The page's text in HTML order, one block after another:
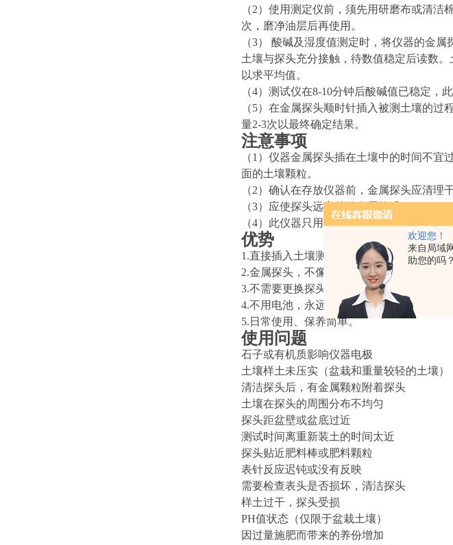
欢迎您！
来自局域
助您的吗？
（2）使用测定仪前，须先用研磨布或清洁
次，磨净油层后再使用。
（3） 酸碱及湿度值测定时，将仪器的金
土壤与探头充分接触，待数值稳定后读数
以求平均值。
（4）测试仪在8-10分钟后酸碱值已稳定，
（5）在金属探头顺时针插入被测土壤的过
量2-3次以最终确定结果。
注意事项
（1）仪器金属探头插在土壤中的时间不宜
面的土壤颗粒。
（2）确认在存放仪器前，金属探头应清理
（3）应使探头远离其他金属物质；
（4）此仪器只用于测量润湿土壤，请不要
优势
1.直接插入土壤测量更能反应土壤的实际情
2.金属探头，不像玻璃那么娇气
3.不需要更换探头，正常使用寿命3年以上
4.不用电池，永远不用担心没电
5.日常使用、保养简单。
使用问题
石子或有机质影响仪器电极
土壤样土未压实（盆栽和重量较轻的土壤）
清洁探头后，有金属颗粒附着探头
土壤在探头的周围分布不均匀
探头距盆壁或盆底过近
测试时间离重新装土的时间太近
探头贴近肥料棒或肥料颗粒
表针反应迟钝或没有反映
需要检查表头是否损坏，清洁探头
样土过干，探头受损
PH值状态（仅限于盆栽土壤）
因过量施肥而带来的养份增加